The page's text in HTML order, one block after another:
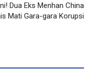
Dua Eks Menhan China
Mati Gara-gara Korupsi